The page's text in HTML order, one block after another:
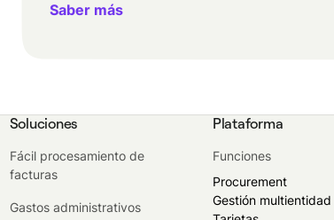
Saber más
Soluciones
Fácil procesamiento de
facturas
Gastos administrativos
Plataforma
Funciones
Procurement
Gestión multientidad